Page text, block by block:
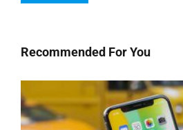
Recommended For You